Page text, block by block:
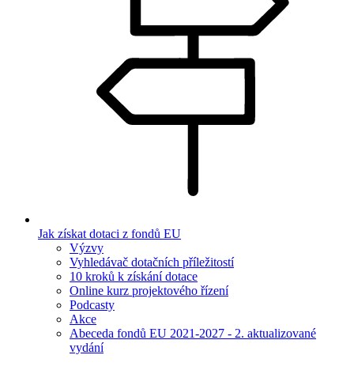
Jak získat dotaci z fondů EU
Výzvy
Vyhledávač dotačních příležitostí
10 kroků k získání dotace
Online kurz projektového řízení
Podcasty
Akce
Abeceda fondů EU 2021-2027 - 2. aktualizované
vydání